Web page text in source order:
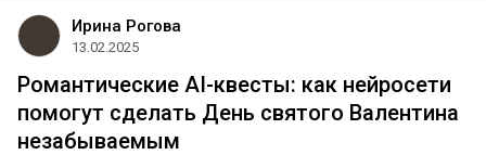
Ирина Рогова
13.02.2025
Романтические AI-квесты: как нейросети
помогут сделать День святого Валентина
незабываемым